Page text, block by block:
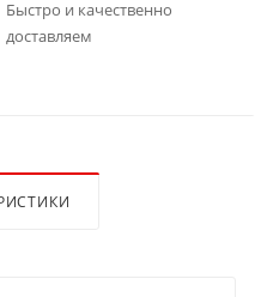
Быстро и качественно
доставляем